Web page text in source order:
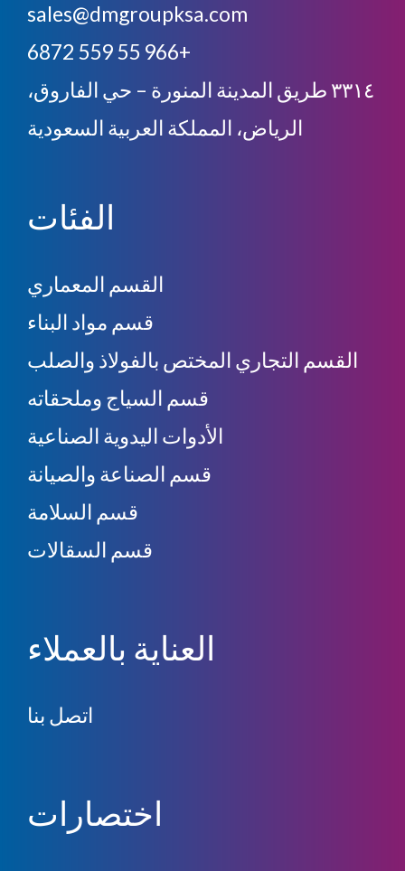
sales@dmgroupksa.com
+966 55 559 6872
٣٣١٤ طريق المدينة المنورة – حي الفاروق،
الرياض، المملكة العربية السعودية
الفئات
القسم المعماري
قسم مواد البناء
القسم التجاري المختص بالفولاذ والصلب
قسم السياج وملحقاته
الأدوات اليدوية الصناعية
قسم الصناعة والصيانة
قسم السلامة
قسم السقالات
العناية بالعملاء
اتصل بنا
اختصارات